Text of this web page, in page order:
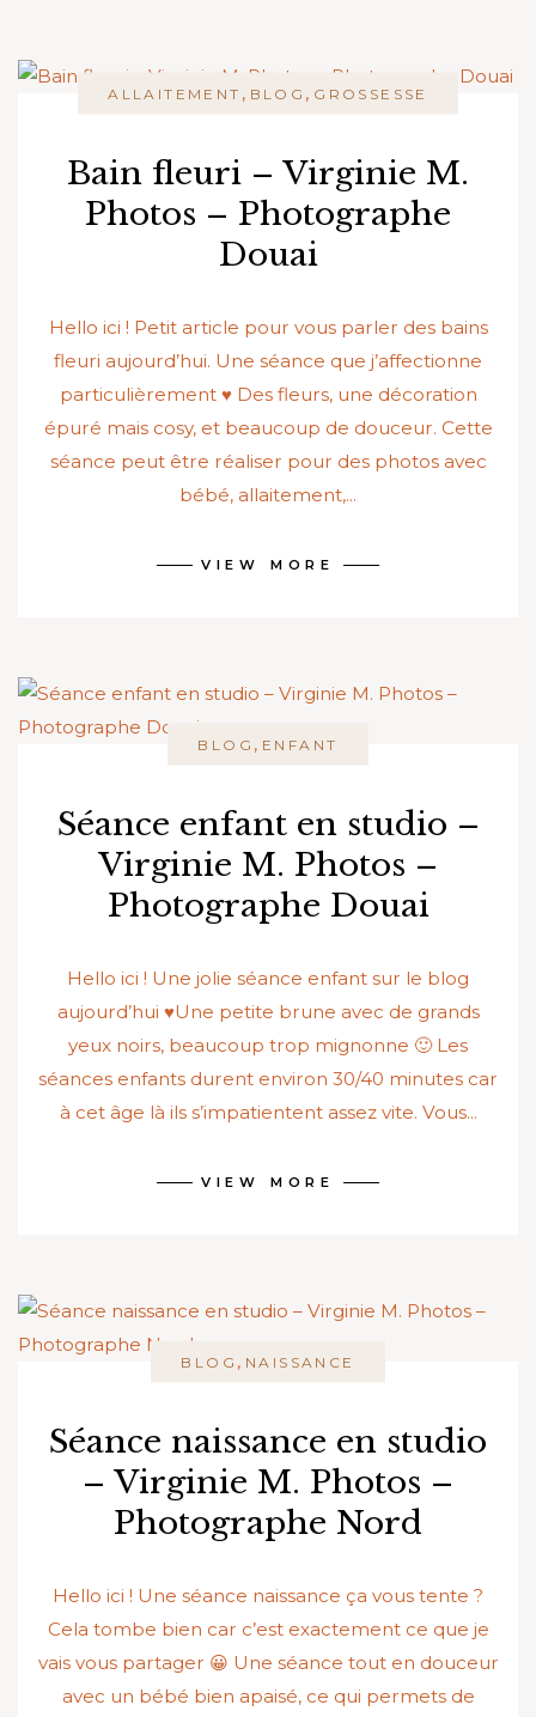
ALLAITEMENT , BLOG , GROSSESSE
Bain fleuri – Virginie M.
Photos – Photographe
Douai
Hello ici ! Petit article pour vous parler des bains
fleuri aujourd’hui. Une séance que j’affectionne
particulièrement ♥ Des fleurs, une décoration
épuré mais cosy, et beaucoup de douceur. Cette
séance peut être réaliser pour des photos avec
bébé, allaitement,...
VIEW MORE
BLOG , ENFANT
Séance enfant en studio –
Virginie M. Photos –
Photographe Douai
Hello ici ! Une jolie séance enfant sur le blog
aujourd’hui ♥Une petite brune avec de grands
yeux noirs, beaucoup trop mignonne 🙂 Les
séances enfants durent environ 30/40 minutes car
à cet âge là ils s’impatientent assez vite. Vous...
VIEW MORE
BLOG , NAISSANCE
Séance naissance en studio
– Virginie M. Photos –
Photographe Nord
Hello ici ! Une séance naissance ça vous tente ?
Cela tombe bien car c’est exactement ce que je
vais vous partager 😀 Une séance tout en douceur
avec un bébé bien apaisé, ce qui permets de